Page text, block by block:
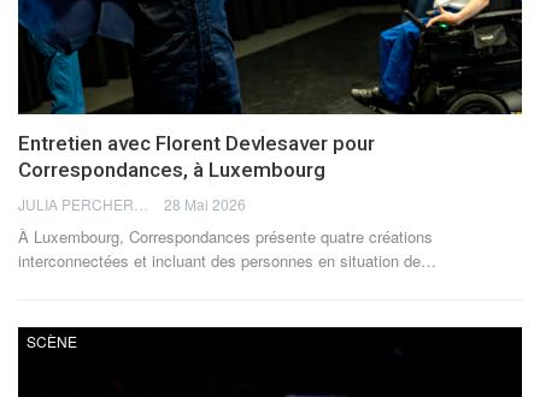
Entretien avec Florent Devlesaver pour
Correspondances, à Luxembourg
28 Mai 2026
À Luxembourg, Correspondances présente quatre créations
interconnectées et incluant des personnes en situation de…
SCÈNE